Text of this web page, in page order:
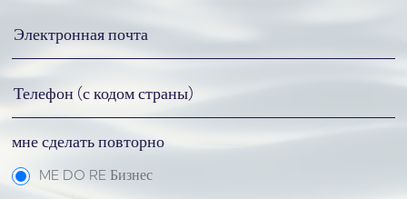
мне сделать повторно
ME DO RE Бизнес